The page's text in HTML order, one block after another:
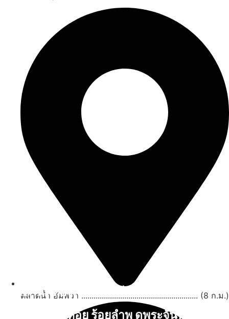
นับหิ่งห้อย ร้อยลำพู ดูพระจันทร์
ตลาดน้ำ อัมพวา ......................................................... (8 ก.ม.)
สถานที่ท่องเที่ยวรอบรีสอร์ท